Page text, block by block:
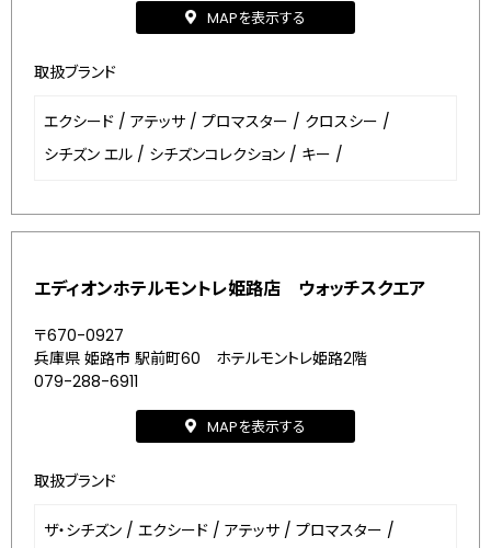
MAPを表示する
取扱ブランド
エクシード / アテッサ / プロマスター / クロスシー /
シチズン エル / シチズンコレクション / キー /
エディオンホテルモントレ姫路店 ウォッチスクエア
〒670-0927
兵庫県 姫路市 駅前町60 ホテルモントレ姫路2階
079-288-6911
MAPを表示する
取扱ブランド
ザ・シチズン / エクシード / アテッサ / プロマスター /